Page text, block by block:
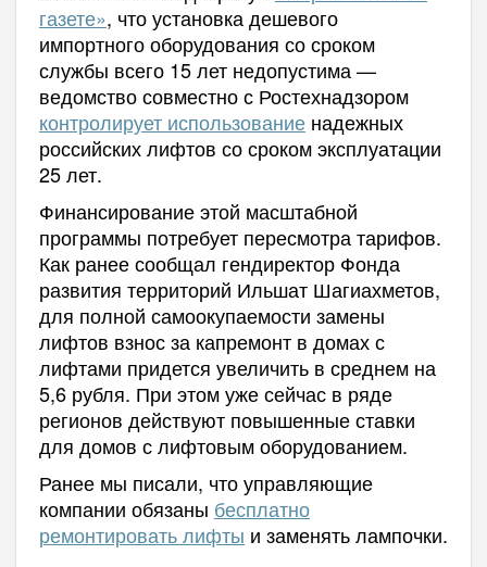
газете», что установка дешевого
импортного оборудования со сроком
службы всего 15 лет недопустима —
ведомство совместно с Ростехнадзором
контролирует использованиенадежных
российских лифтов со сроком эксплуатации
25 лет.
Финансирование этой масштабной
программы потребует пересмотра тарифов.
Как ранее сообщал гендиректор Фонда
развития территорий Ильшат Шагиахметов,
для полной самоокупаемости замены
лифтов взнос за капремонт в домах с
лифтами придется увеличить в среднем на
5,6 рубля. При этом уже сейчас в ряде
регионов действуют повышенные ставки
для домов с лифтовым оборудованием.
Ранее мы писали, что управляющие
компании обязаны бесплатно
ремонтировать лифты и заменять лампочки.